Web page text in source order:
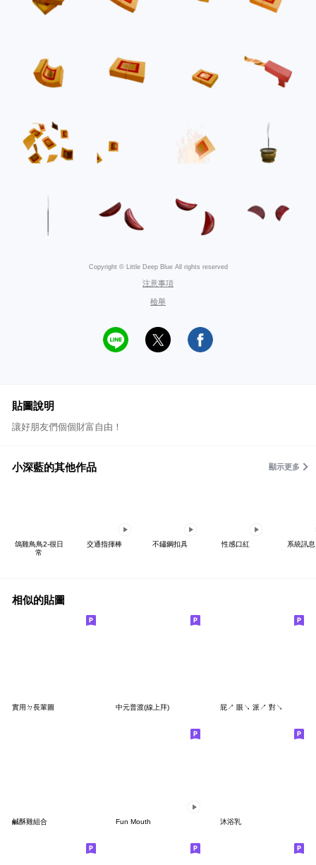
Copyright © Little Deep Blue All rights reserved
注意事項
檢舉
貼圖說明
讓好朋友們個個財富自由！
小深藍的其他作品 顯示更多
鴿雞鳥鳥2-很日
常
交通指揮棒 不鏽鋼扣具 性感口紅 系統訊息
相似的貼圖
實用ㄉ長輩圖 中元普渡(線上拜) 屁↗️ 眼↘️ 派↗️ 對↘️
鹹酥雞組合 Fun Mouth 沐浴乳